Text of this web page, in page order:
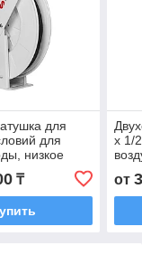
для
для
низкое
м х 1/2"
₸
х 1/
от